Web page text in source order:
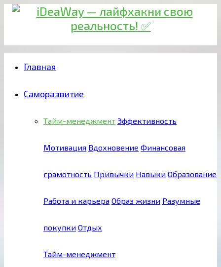
Главная
Саморазвитие
Тайм-менеджмент Эффективность
Мотивация Вдохновение Финансовая
грамотность Привычки Навыки Образование
Работа и карьера Образ жизни Разумные
покупки Отдых
Тайм-менеджмент